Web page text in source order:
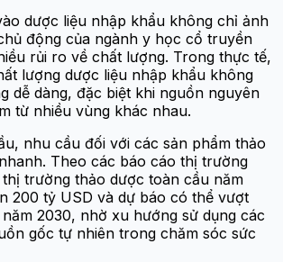
dược liệu nhập khẩu không chỉ ảnh
động của ngành y học cổ truyền
rủi ro về chất lượng. Trong thực tế,
lượng dược liệu nhập khẩu không
dễ dàng, đặc biệt khi nguồn nguyên
từ nhiều vùng khác nhau.
nhu cầu đối với các sản phẩm thảo
Theo các báo cáo thị trường
trường thảo dược toàn cầu năm
200 tỷ USD và dự báo có thể vượt
2030, nhờ xu hướng sử dụng các
gốc tự nhiên trong chăm sóc sức